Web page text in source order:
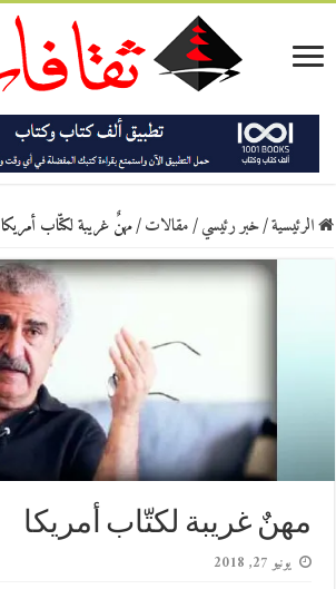
الرئيسية/خبر رئيسي/مقالات/مهنٌ غريبة لكتّاب أمريكا
مهنٌ غريبة لكتّاب أمريكا
يونيو 27, 2018